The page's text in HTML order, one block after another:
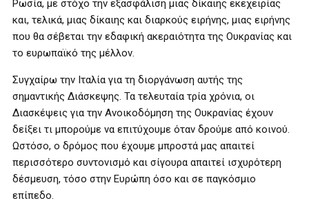
Ρωσία, με στόχο την εξασφάλιση μιας δίκαιης εκεχειρίας
και, τελικά, μιας δίκαιης και διαρκούς ειρήνης, μιας ειρήνης
που θα σέβεται την εδαφική ακεραιότητα της Ουκρανίας και
το ευρωπαϊκό της μέλλον.
Συγχαίρω την Ιταλία για τη διοργάνωση αυτής της
σημαντικής Διάσκεψης. Τα τελευταία τρία χρόνια, οι
Διασκέψεις για την Ανοικοδόμηση της Ουκρανίας έχουν
δείξει τι μπορούμε να επιτύχουμε όταν δρούμε από κοινού.
Ωστόσο, ο δρόμος που έχουμε μπροστά μας απαιτεί
περισσότερο συντονισμό και σίγουρα απαιτεί ισχυρότερη
δέσμευση, τόσο στην Ευρώπη όσο και σε παγκόσμιο
επίπεδο.